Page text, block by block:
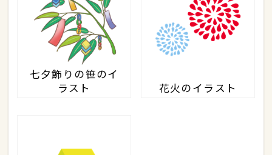
七夕飾りの笹のイ
ラスト
花火のイラスト